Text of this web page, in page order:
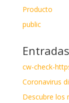
Producto
public
cw-check-
Coronavirus
Descubre los